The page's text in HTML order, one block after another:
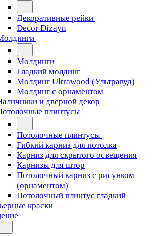
Декоративные рейки
Decor Dizayn
Молдинги
Гладкий молдинг
Молдинг Ultrawood (Ультравуд)
Молдинг с орнаментом
и дверной декор
плинтусы
Потолочные плинтусы
Гибкий карниз для потолка
Карниз для скрытого освещения
Карнизы для штор
Потолочный карниз с рисунком
(орнаментом)
Потолочный плинтус гладкий
краски